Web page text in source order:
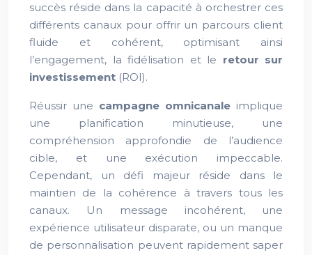
succès réside dans la capacité à orchestrer ces
différents canaux pour offrir un parcours client
fluide et cohérent, optimisant ainsi
l’engagement, la fidélisation et le retour sur
investissement (ROI).
Réussir une campagne omnicanale implique
une planification minutieuse, une
compréhension approfondie de l’audience
cible, et une exécution impeccable.
Cependant, un défi majeur réside dans le
maintien de la cohérence à travers tous les
canaux. Un message incohérent, une
expérience utilisateur disparate, ou un manque
de personnalisation peuvent rapidement saper